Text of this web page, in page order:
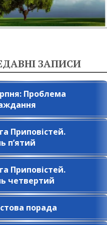
ЗАПИСИ
Проблема
Приповістей.
п’ятий
Приповістей.
четвертий
порада